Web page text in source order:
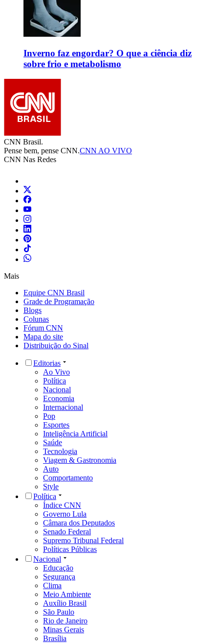
Inverno faz engordar? O que a ciência diz
sobre frio e metabolismo
CNN Brasil.
Pense bem, pense CNN.CNN AO VIVO
CNN Nas Redes
Mais
Equipe CNN Brasil
Grade de Programação
Blogs
Colunas
Fórum CNN
Mapa do site
Distribuição do Sinal
Editorias
Ao Vivo
Política
Nacional
Economia
Internacional
Pop
Esportes
Inteligência Artificial
Saúde
Tecnologia
Viagem & Gastronomia
Auto
Comportamento
Style
Política
Índice CNN
Governo Lula
Câmara dos Deputados
Senado Federal
Supremo Tribunal Federal
Políticas Públicas
Nacional
Educação
Segurança
Clima
Meio Ambiente
Auxílio Brasil
São Paulo
Rio de Janeiro
Minas Gerais
Brasília